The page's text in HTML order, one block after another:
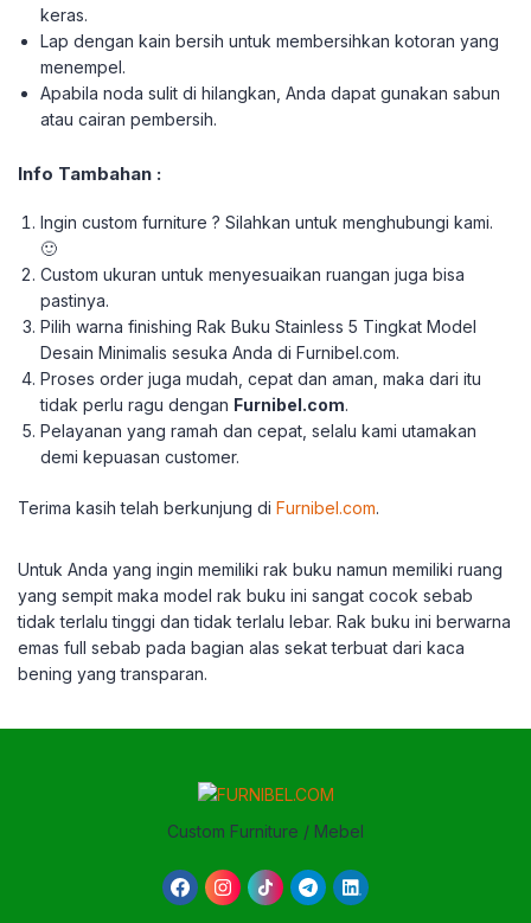
keras.
Lap dengan kain bersih untuk membersihkan kotoran yang
menempel.
Apabila noda sulit di hilangkan, Anda dapat gunakan sabun
atau cairan pembersih.
Info Tambahan :
Ingin custom furniture ? Silahkan untuk menghubungi kami.
🙂
Custom ukuran untuk menyesuaikan ruangan juga bisa
pastinya.
Pilih warna finishing Rak Buku Stainless 5 Tingkat Model
Desain Minimalis sesuka Anda di Furnibel.com.
Proses order juga mudah, cepat dan aman, maka dari itu
tidak perlu ragu dengan Furnibel.com.
Pelayanan yang ramah dan cepat, selalu kami utamakan
demi kepuasan customer.
Terima kasih telah berkunjung di Furnibel.com.
Untuk Anda yang ingin memiliki rak buku namun memiliki ruang
yang sempit maka model rak buku ini sangat cocok sebab
tidak terlalu tinggi dan tidak terlalu lebar. Rak buku ini berwarna
emas full sebab pada bagian alas sekat terbuat dari kaca
bening yang transparan.
Custom Furniture / Mebel